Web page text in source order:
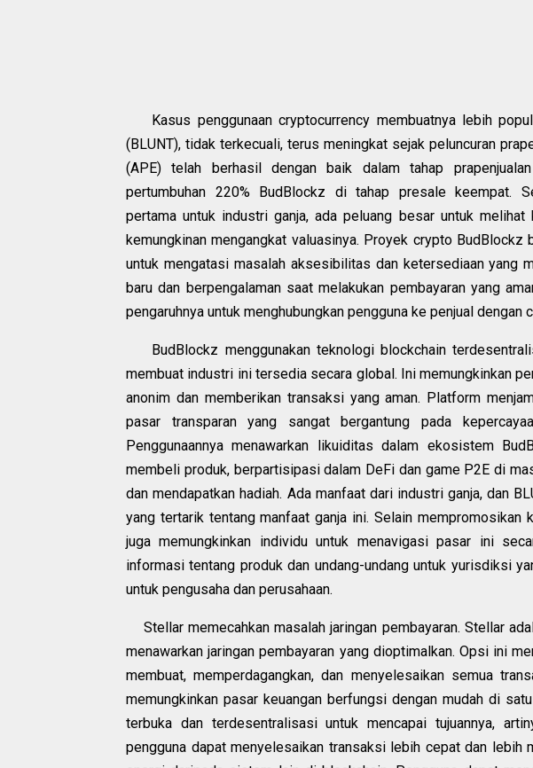
Kasus penggunaan cryptocurrency membuatnya lebih
(BLUNT), tidak terkecuali, terus meningkat sejak peluncuran
(APE) telah berhasil dengan baik dalam tahap
pertumbuhan 220% BudBlockz di tahap presale keempat.
pertama untuk industri ganja, ada peluang besar untuk melihat
kemungkinan mengangkat valuasinya. Proyek crypto
untuk mengatasi masalah aksesibilitas dan ketersediaan yang
baru dan berpengalaman saat melakukan pembayaran yang
pengaruhnya untuk menghubungkan pengguna ke penjual dengan
BudBlockz menggunakan teknologi blockchain
membuat industri ini tersedia secara global. Ini memungkinkan
anonim dan memberikan transaksi yang aman. Platform
pasar transparan yang sangat bergantung pada
Penggunaannya menawarkan likuiditas dalam ekosistem
membeli produk, berpartisipasi dalam DeFi dan game P2E di
dan mendapatkan hadiah. Ada manfaat dari industri ganja, dan
yang tertarik tentang manfaat ganja ini. Selain mempromosikan
juga memungkinkan individu untuk menavigasi pasar ini
informasi tentang produk dan undang-undang untuk yurisdiksi
untuk pengusaha dan perusahaan.
Stellar memecahkan masalah jaringan pembayaran. Stellar
menawarkan jaringan pembayaran yang dioptimalkan. Opsi ini
membuat, memperdagangkan, dan menyelesaikan semua
memungkinkan pasar keuangan berfungsi dengan mudah di
terbuka dan terdesentralisasi untuk mencapai tujuannya,
pengguna dapat menyelesaikan transaksi lebih cepat dan lebih